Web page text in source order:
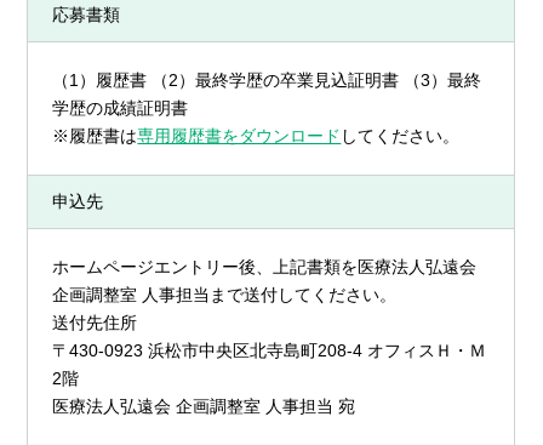
応募書類
（1）履歴書 （2）最終学歴の卒業見込証明書 （3）最終
学歴の成績証明書
※履歴書は専用履歴書をダウンロード してください。
申込先
ホームページエントリー後、上記書類を医療法人弘遠会
企画調整室 人事担当まで送付してください。
送付先住所
〒430-0923 浜松市中央区北寺島町208-4 オフィスＨ・Ｍ
2階
医療法人弘遠会 企画調整室 人事担当 宛